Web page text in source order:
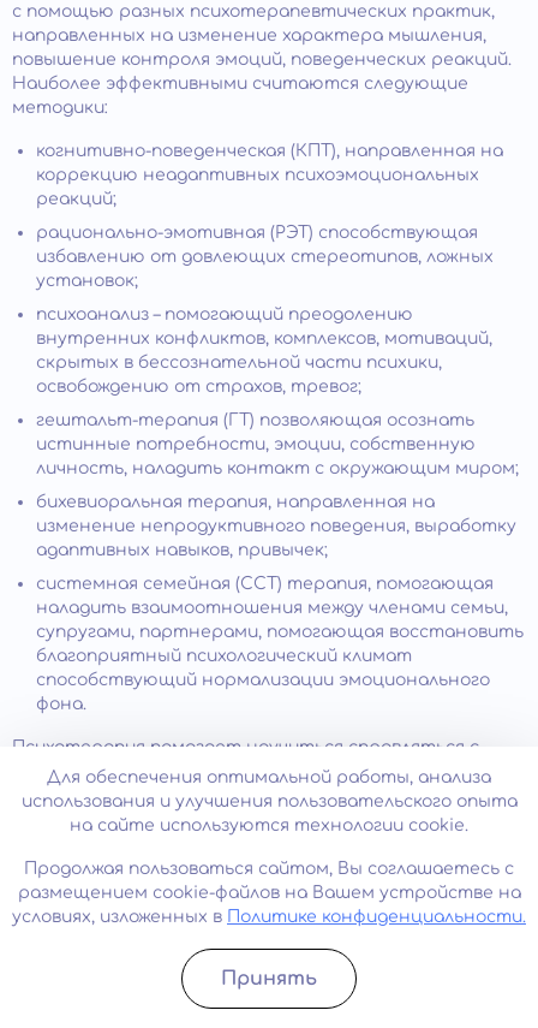
с помощью разных психотерапевтических практик,
направленных на изменение характера мышления,
повышение контроля эмоций, поведенческих реакций.
Наиболее эффективными считаются следующие
методики:
когнитивно-поведенческая (КПТ), направленная на
коррекцию неадаптивных психоэмоциональных
реакций;
рационально-эмотивная (РЭТ) способствующая
избавлению от довлеющих стереотипов, ложных
установок;
психоанализ – помогающий преодолению
внутренних конфликтов, комплексов, мотиваций,
скрытых в бессознательной части психики,
освобождению от страхов, тревог;
гештальт-терапия (ГТ) позволяющая осознать
истинные потребности, эмоции, собственную
личность, наладить контакт с окружающим миром;
бихевиоральная терапия, направленная на
изменение непродуктивного поведения, выработку
адаптивных навыков, привычек;
системная семейная (ССТ) терапия, помогающая
наладить взаимоотношения между членами семьи,
супругами, партнерами, помогающая восстановить
благоприятный психологический климат
способствующий нормализации эмоционального
фона.
Психотерапия помогает научиться справляться с
тревожными ситуациями, применяя разные
стратегии релаксации, экспозиции, проблемного
решения. Занятия проводятся индивидуально или в
предпочтений больного. Возможно параллельное
применение нескольких практик.
Для купирования симптомов, усиления эффекта
психотерапевтического лечения могут быть
Записатьcя
Для обеспечения оптимальной работы, анализа
использования и улучшения пользовательского опыта
на сайте используются технологии cookie.
Продолжая пользоваться сайтом, Вы соглашаетесь с
размещением cookie-файлов на Вашем устройстве на
условиях, изложенных в
Политике конфиденциальности.
Принять